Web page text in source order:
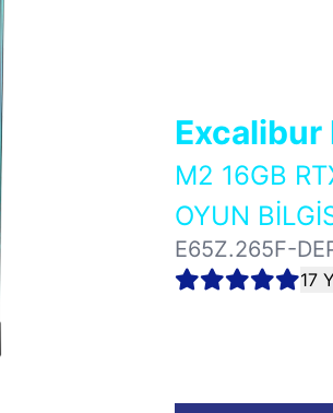
Excalibur
M2 16GB
OYUN
E65Z.265F-
17